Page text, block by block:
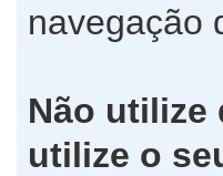
navegação
Não utilize
utilize o